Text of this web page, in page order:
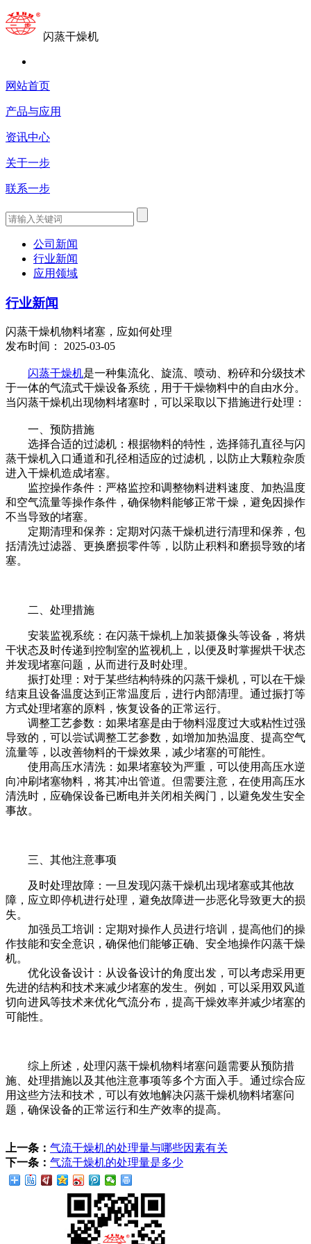
闪蒸干燥机
网站首页
产品与应用
资讯中心
关于一步
联系一步
公司新闻
行业新闻
应用领域
行业新闻
闪蒸干燥机物料堵塞，应如何处理
发布时间： 2025-03-05
闪蒸干燥机是一种集流化、旋流、喷动、粉碎和分级技术
于一体的气流式干燥设备系统，用于干燥物料中的自由水分。
当闪蒸干燥机出现物料堵塞时，可以采取以下措施进行处理：
一、预防措施
选择合适的过滤机：根据物料的特性，选择筛孔直径与闪
蒸干燥机入口通道和孔径相适应的过滤机，以防止大颗粒杂质
进入干燥机造成堵塞。
监控操作条件：严格监控和调整物料进料速度、加热温度
和空气流量等操作条件，确保物料能够正常干燥，避免因操作
不当导致的堵塞。
定期清理和保养：定期对闪蒸干燥机进行清理和保养，包
括清洗过滤器、更换磨损零件等，以防止积料和磨损导致的堵
塞。
二、处理措施
安装监视系统：在闪蒸干燥机上加装摄像头等设备，将烘
干状态及时传递到控制室的监视机上，以便及时掌握烘干状态
并发现堵塞问题，从而进行及时处理。
振打处理：对于某些结构特殊的闪蒸干燥机，可以在干燥
结束且设备温度达到正常温度后，进行内部清理。通过振打等
方式处理堵塞的原料，恢复设备的正常运行。
调整工艺参数：如果堵塞是由于物料湿度过大或粘性过强
导致的，可以尝试调整工艺参数，如增加加热温度、提高空气
流量等，以改善物料的干燥效果，减少堵塞的可能性。
使用高压水清洗：如果堵塞较为严重，可以使用高压水逆
向冲刷堵塞物料，将其冲出管道。但需要注意，在使用高压水
清洗时，应确保设备已断电并关闭相关阀门，以避免发生安全
事故。
三、其他注意事项
及时处理故障：一旦发现闪蒸干燥机出现堵塞或其他故
障，应立即停机进行处理，避免故障进一步恶化导致更大的损
失。
加强员工培训：定期对操作人员进行培训，提高他们的操
作技能和安全意识，确保他们能够正确、安全地操作闪蒸干燥
机。
优化设备设计：从设备设计的角度出发，可以考虑采用更
先进的结构和技术来减少堵塞的发生。例如，可以采用双风道
切向进风等技术来优化气流分布，提高干燥效率并减少堵塞的
可能性。
综上所述，处理闪蒸干燥机物料堵塞问题需要从预防措
施、处理措施以及其他注意事项等多个方面入手。通过综合应
用这些方法和技术，可以有效地解决闪蒸干燥机物料堵塞问
题，确保设备的正常运行和生产效率的提高。
上一条： 气流干燥机的处理量与哪些因素有关
下一条： 气流干燥机的处理量是多少